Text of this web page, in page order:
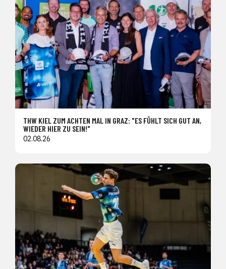
THW KIEL ZUM ACHTEN MAL IN GRAZ: "ES FÜHLT SICH GUT AN,
WIEDER HIER ZU SEIN!"
02.08.26